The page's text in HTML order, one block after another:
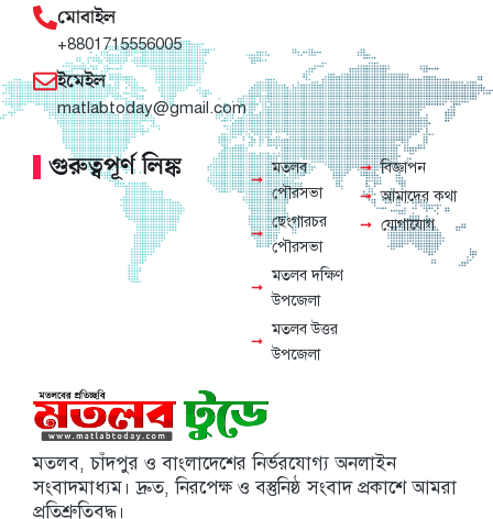
মতলব, চাঁদপুর ও বাংলাদেশের নির্ভরযোগ্য অনলাইন
সংবাদমাধ্যম। দ্রুত, নিরপেক্ষ ও বস্তুনিষ্ঠ সংবাদ প্রকাশে আমরা
প্রতিশ্রুতিবদ্ধ।
গুরুত্বপূর্ণ লিঙ্ক
মতলব
পৌরসভা
ছেংগারচর
পৌরসভা
মতলব দক্ষিণ
উপজেলা
মতলব উত্তর
উপজেলা
বিজ্ঞাপন
আমাদের কথা
যোগাযোগ
মোবাইল
+8801715556005
ইমেইল
matlabtoday@gmail.com